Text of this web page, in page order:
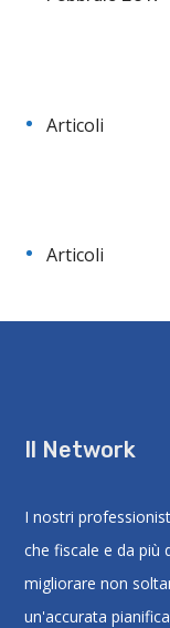
Articoli
Articoli
Il Network
I nostri
che fiscale e da più
migliorare non
un'accurata